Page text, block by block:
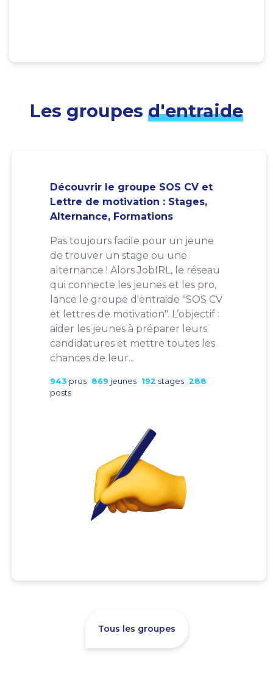
Les groupes d'entraide
Découvrir le groupe SOS CV et
Lettre de motivation : Stages,
Alternance, Formations
Pas toujours facile pour un jeune
de trouver un stage ou une
alternance ! Alors JobIRL, le réseau
qui connecte les jeunes et les pro,
lance le groupe d'entraide "SOS CV
et lettres de motivation". L’objectif :
aider les jeunes à préparer leurs
candidatures et mettre toutes les
chances de leur...
943 pros 869 jeunes 192 stages 288
posts
Tous les groupes